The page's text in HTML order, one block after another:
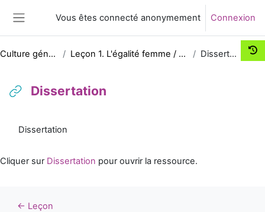
Vous êtes connecté anonymement Connexion
Culture générale Leçon 1. L'égalité femme / homme Dissertation
Dissertation
Dissertation
Cliquer sur Dissertation pour ouvrir la ressource.
← Leçon